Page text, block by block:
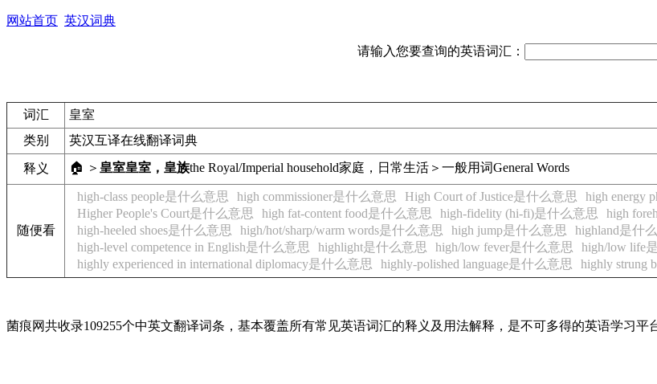
网站首页 英汉词典
请输入您要查询的英语词汇：
词汇
皇室
类别
英汉互译在线翻译词典
释义 🏠 ＞ 皇室皇室，皇族the Royal/Imperial household家庭，日常生活＞一般用词General Words
随便看
high-class people是什么意思 high commissioner是什么意思 High Court of Justice是什么意思 high energy
Higher People's Court是什么意思
high fat-content food是什么意思 high-fidelity (hi-fi)是什么意思 high
high-heeled shoes是什么意思
high/hot/sharp/warm words是什么意思 high jump是什么意思 highland是什
high-level competence in English是什么意思
highlight是什么意思 high/low fever是什么意思 high/low life
highly experienced in international diplomacy是什么意思
highly-polished language是什么意思 highly strung
菌痕网共收录109255个中英文翻译词条，基本覆盖所有常见英语词汇的释义及用法解释，是不可多得的英语学习平